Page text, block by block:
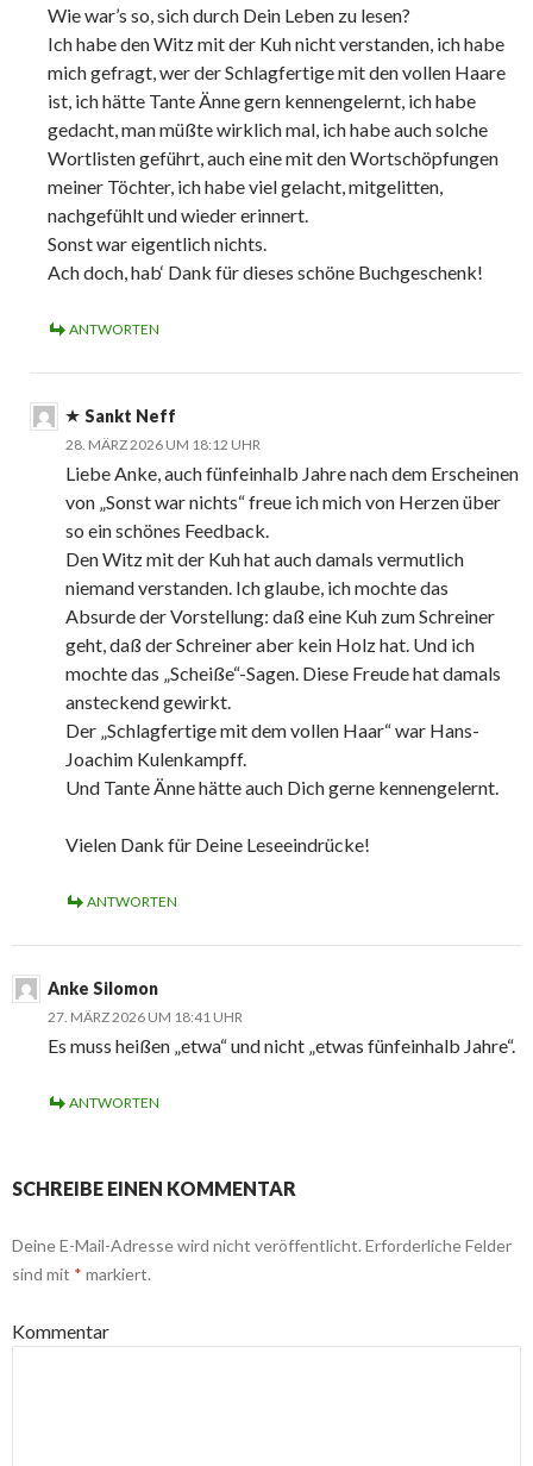
Wie war’s so, sich durch Dein Leben zu lesen?
Ich habe den Witz mit der Kuh nicht verstanden, ich habe
mich gefragt, wer der Schlagfertige mit den vollen Haare
ist, ich hätte Tante Änne gern kennengelernt, ich habe
gedacht, man müßte wirklich mal, ich habe auch solche
Wortlisten geführt, auch eine mit den Wortschöpfungen
meiner Töchter, ich habe viel gelacht, mitgelitten,
nachgefühlt und wieder erinnert.
Sonst war eigentlich nichts.
Ach doch, hab‘ Dank für dieses schöne Buchgeschenk!
ANTWORTEN
Sankt Neff
28. MÄRZ 2026 UM 18:12 UHR
Liebe Anke, auch fünfeinhalb Jahre nach dem Erscheinen
von „Sonst war nichts“ freue ich mich von Herzen über
so ein schönes Feedback.
Den Witz mit der Kuh hat auch damals vermutlich
niemand verstanden. Ich glaube, ich mochte das
Absurde der Vorstellung: daß eine Kuh zum Schreiner
geht, daß der Schreiner aber kein Holz hat. Und ich
mochte das „Scheiße“-Sagen. Diese Freude hat damals
ansteckend gewirkt.
Der „Schlagfertige mit dem vollen Haar“ war Hans-
Joachim Kulenkampff.
Und Tante Änne hätte auch Dich gerne kennengelernt.
Vielen Dank für Deine Leseeindrücke!
ANTWORTEN
Anke Silomon
27. MÄRZ 2026 UM 18:41 UHR
Es muss heißen „etwa“ und nicht „etwas fünfeinhalb Jahre“.
ANTWORTEN
SCHREIBE EINEN KOMMENTAR
Deine E-Mail-Adresse wird nicht veröffentlicht.Erforderliche Felder
sind mit * markiert.
Kommentar